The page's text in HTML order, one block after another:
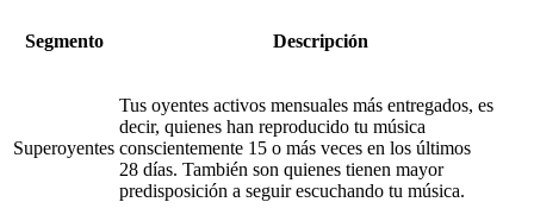
Segmento Descripción
Superoyentes
Tus oyentes activos mensuales más entregados, es
decir, quienes han reproducido tu música
conscientemente 15 o más veces en los últimos
28 días. También son quienes tienen mayor
predisposición a seguir escuchando tu música.